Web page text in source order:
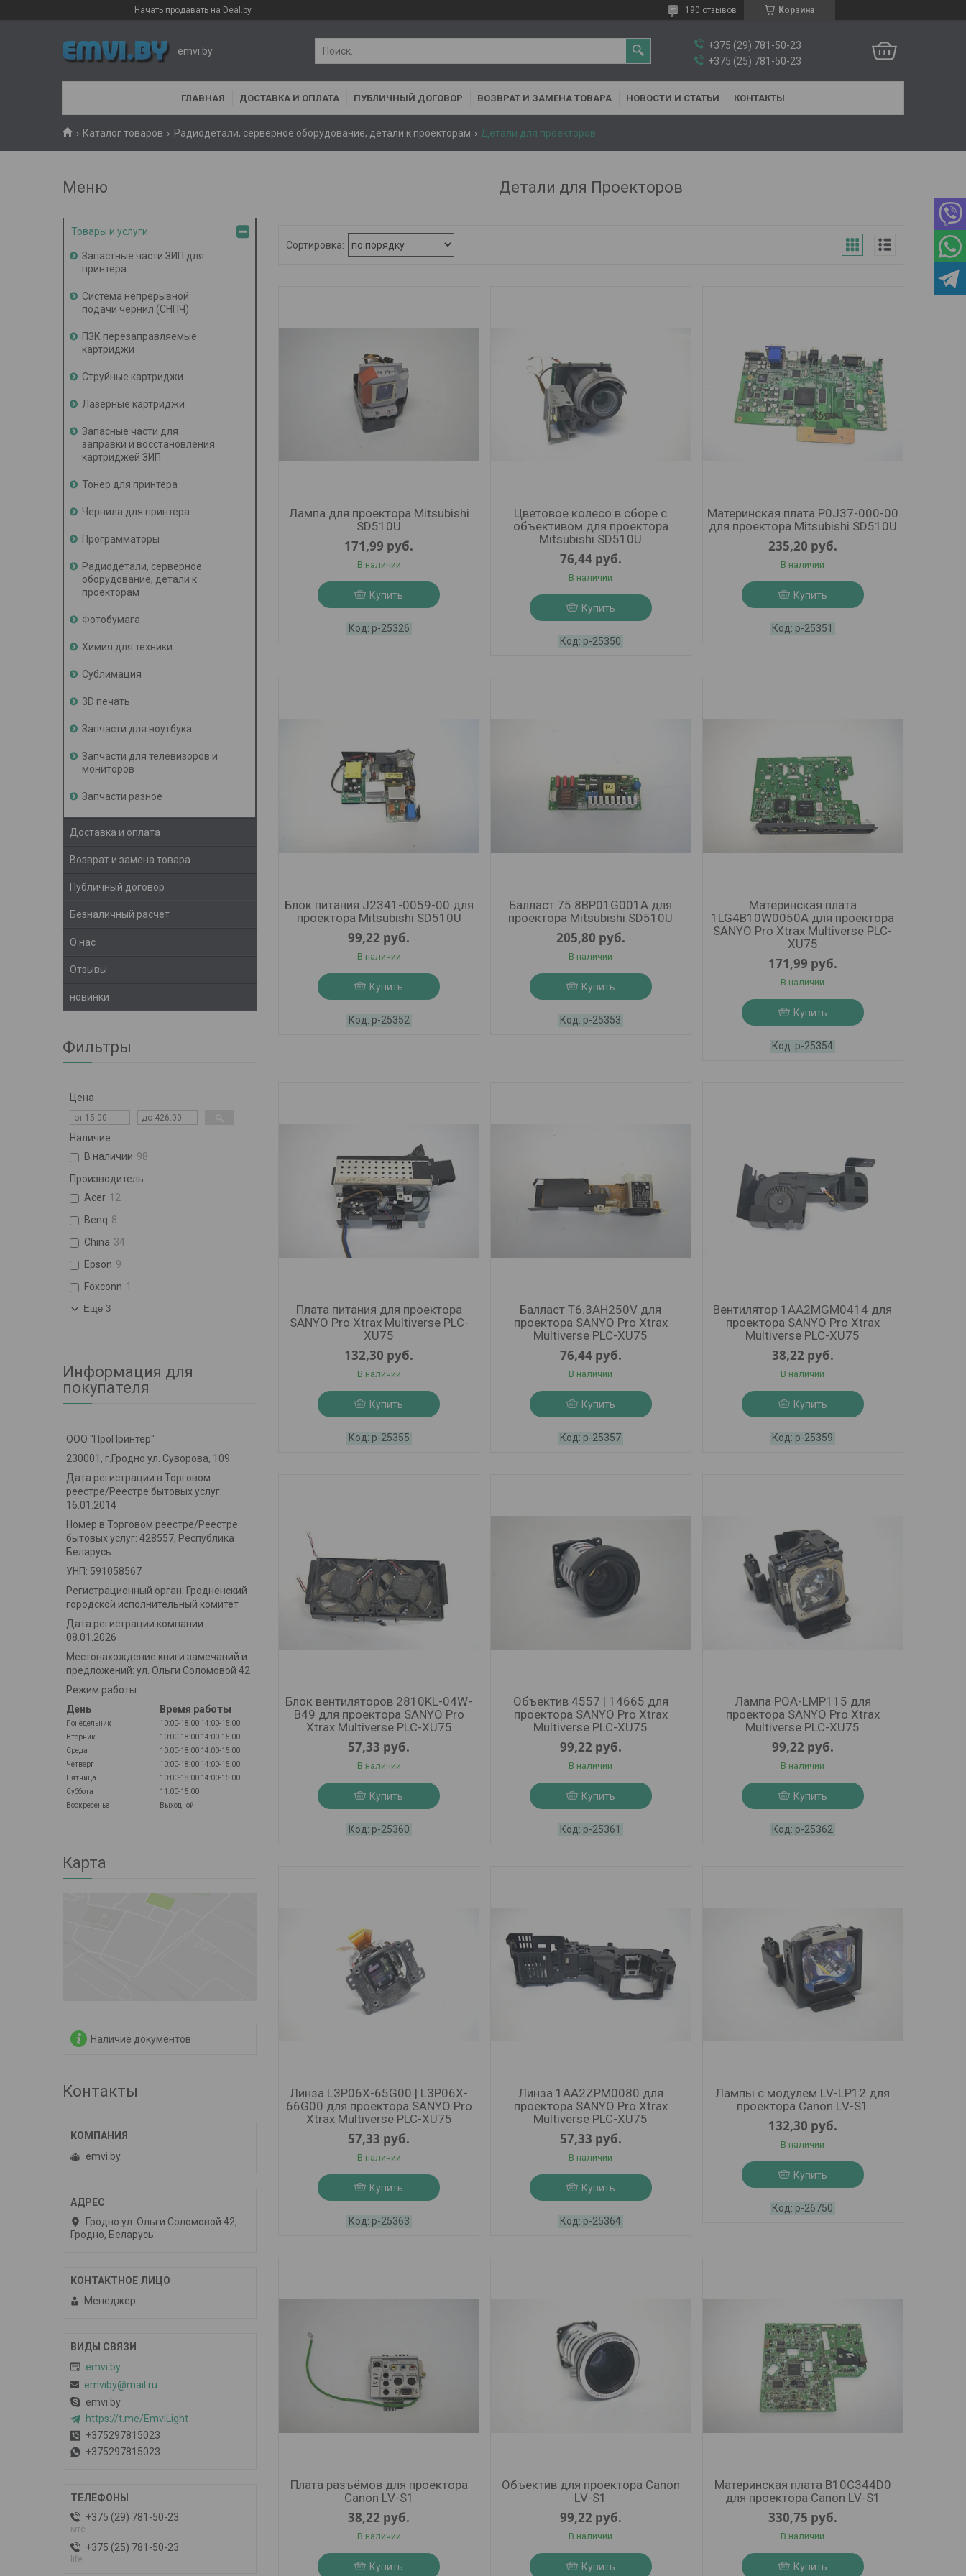
Начать продавать на Deal.by Корзина
190 отзывов
emvi.by
+375 (29) 781-50-23
+375 (25) 781-50-23
ГЛАВНАЯ ДОСТАВКА И ОПЛАТА ПУБЛИЧНЫЙ ДОГОВОР ВОЗВРАТ И ЗАМЕНА ТОВАРА НОВОСТИ И СТАТЬИ КОНТАКТЫ
Каталог товаров Радиодетали, серверное оборудование, детали к проекторам Детали для проекторов
Детали для Проекторов
Лампа для проектора Mitsubishi
SD510U
171,99 руб.
В наличии
Купить
р-25326
Цветовое колесо в сборе с
объективом для проектора
Mitsubishi SD510U
76,44 руб.
В наличии
Купить
р-25350
Материнская плата P0J37-000-00
для проектора Mitsubishi SD510U
235,20 руб.
В наличии
Купить
р-25351
Блок питания J2341-0059-00 для
проектора Mitsubishi SD510U
99,22 руб.
В наличии
Купить
р-25352
Балласт 75.8BP01G001A для
проектора Mitsubishi SD510U
205,80 руб.
В наличии
Купить
р-25353
Материнская плата
1LG4B10W0050A для проектора
SANYO Pro Xtrax Multiverse PLC-
XU75
171,99 руб.
В наличии
Купить
р-25354
Плата питания для проектора
SANYO Pro Xtrax Multiverse PLC-
XU75
132,30 руб.
В наличии
Купить
р-25355
Балласт T6.3AH250V для
проектора SANYO Pro Xtrax
Multiverse PLC-XU75
76,44 руб.
В наличии
Купить
р-25357
Вентилятор 1AA2MGM0414 для
проектора SANYO Pro Xtrax
Multiverse PLC-XU75
38,22 руб.
В наличии
Купить
р-25359
Блок вентиляторов 2810KL-04W-
B49 для проектора SANYO Pro
Xtrax Multiverse PLC-XU75
57,33 руб.
В наличии
Купить
р-25360
Объектив 4557 | 14665 для
проектора SANYO Pro Xtrax
Multiverse PLC-XU75
99,22 руб.
В наличии
Купить
р-25361
Лампа POA-LMP115 для
проектора SANYO Pro Xtrax
Multiverse PLC-XU75
99,22 руб.
В наличии
Купить
р-25362
Линза L3P06X-65G00 | L3P06X-
66G00 для проектора SANYO Pro
Xtrax Multiverse PLC-XU75
57,33 руб.
В наличии
Купить
р-25363
Линза 1AA2ZPM0080 для
проектора SANYO Pro Xtrax
Multiverse PLC-XU75
57,33 руб.
В наличии
Купить
р-25364
Лампы с модулем LV-LP12 для
проектора Canon LV-S1
132,30 руб.
В наличии
Купить
р-26750
Плата разъёмов для проектора
Canon LV-S1
38,22 руб.
В наличии
Купить
Объектив для проектора Canon
LV-S1
99,22 руб.
В наличии
Купить
Материнская плата B10C344D0
для проектора Canon LV-S1
330,75 руб.
В наличии
Купить
Товары и услуги
Запастные части ЗИП для
принтера
Система непрерывной
подачи чернил (СНПЧ)
ПЗК перезаправляемые
картриджи
Струйные картриджи
Лазерные картриджи
Запасные части для
заправки и восстановления
картриджей ЗИП
Тонер для принтера
Чернила для принтера
Программаторы
Радиодетали, серверное
оборудование, детали к
проекторам
Фотобумага
Химия для техники
Сублимация
3D печать
Запчасти для ноутбука
Запчасти для телевизоров и
мониторов
Запчасти разное
Доставка и оплата
Возврат и замена товара
Публичный договор
Безналичный расчет
О нас
Отзывы
новинки
Фильтры
Цена
Наличие
В наличии 98
Производитель
Acer 12
Benq 8
China 34
Epson 9
Foxconn 1
Еще 3
Информация для
покупателя
ООО "ПроПринтер"
230001, г.Гродно ул. Суворова, 109
Дата регистрации в Торговом
реестре/Реестре бытовых услуг:
16.01.2014
Номер в Торговом реестре/Реестре
бытовых услуг: 428557, Республика
Беларусь
УНП: 591058567
Регистрационный орган: Гродненский
городской исполнительный комитет
Дата регистрации компании:
08.01.2026
Местонахождение книги замечаний и
предложений: ул. Ольги Соломовой 42
Режим работы:
День
Время работы
Понедельник 10:00-18:00 14:00-15:00
Вторник
10:00-18:00 14:00-15:00
Среда
10:00-18:00 14:00-15:00
Четверг
10:00-18:00 14:00-15:00
Пятница
10:00-18:00 14:00-15:00
Суббота
11:00-15:00
Воскресенье
Выходной
Карта
Наличие документов
Контакты
emvi.by
Гродно ул. Ольги Соломовой 42,
Гродно, Беларусь
Менеджер
emvi.by
emviby@mail.ru
emvi.by
https://t.me/EmviLight
+375297815023
+375297815023
+375 (29) 781-50-23
мтс
+375 (25) 781-50-23
life